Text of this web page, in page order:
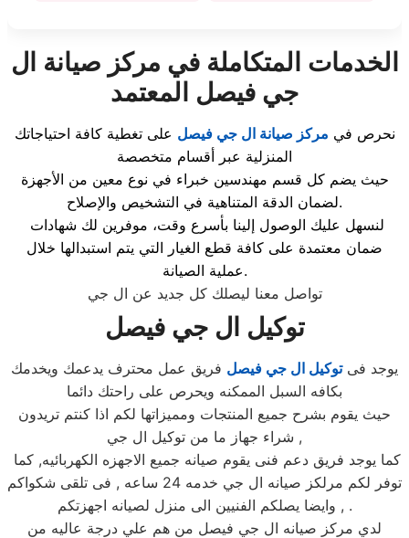
الخدمات المتكاملة في مركز صيانة ال
جي فيصل المعتمد
نحرص في مركز صيانة ال جي فيصل على تغطية كافة احتياجاتك
المنزلية عبر أقسام متخصصة
حيث يضم كل قسم مهندسين خبراء في نوع معين من الأجهزة
لضمان الدقة المتناهية في التشخيص والإصلاح.
ضمان معتمدة على كافة قطع الغيار التي يتم استبدالها خلال
عملية الصيانة.
تواصل معنا ليصلك كل جديد عن ال جي
توكيل ال جي فيصل
يوجد فىتوكيل ال جي فيصل فريق عمل محترف يدعمك ويخدمك
بكافه السبل الممكنه ويحرص على راحتك دائما
حيث يقوم بشرح جميع المنتجات ومميزاتها لكم اذا كنتم تريدون
شراء جهاز ما من توكيل ال جي ,
توفر لكم مرلكز صيانه ال جي خدمه 24 ساعه , فى تلقى شكواكم
, وايضا يصلكم الفنيين الى منزل لصيانه اجهزتكم .
لدي مركز صيانه ال جي فيصل من هم علي درجة عاليه من